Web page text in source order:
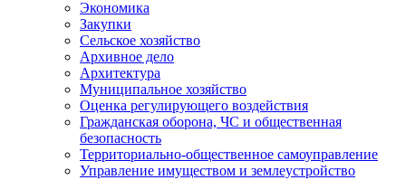
Экономика
Закупки
Сельское хозяйство
Архивное дело
Архитектура
Муниципальное хозяйство
Оценка регулирующего воздействия
Гражданская оборона, ЧС и общественная
безопасность
Территориально-общественное самоуправление
Управление имуществом и землеустройство